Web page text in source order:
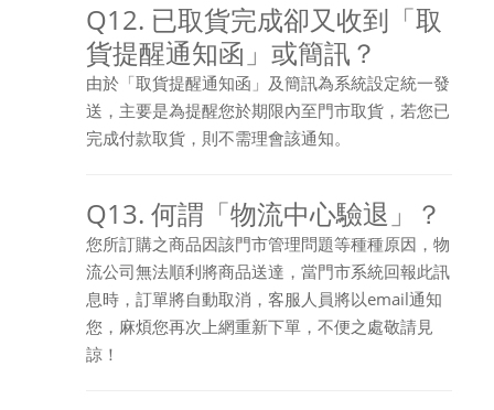
Q12. 已取貨完成卻又收到「取
貨提醒通知函」或簡訊？
由於「取貨提醒通知函」及簡訊為系統設定統一發
送，主要是為提醒您於期限內至門市取貨，若您已
完成付款取貨，則不需理會該通知。
Q13. 何謂「物流中心驗退」？
您所訂購之商品因該門市管理問題等種種原因，物
流公司無法順利將商品送達，當門市系統回報此訊
息時，訂單將自動取消，客服人員將以email通知
您，麻煩您再次上網重新下單，不便之處敬請見
諒！